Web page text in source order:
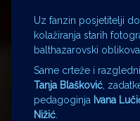
Uz fanzin posjetitelji
kolažiranja starih
balthazarovski
Same crteže i
Tanja Blašković ,
pedagoginja Ivana
Nižić